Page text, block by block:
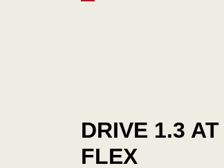
DRIVE 1.3 AT
FLEX